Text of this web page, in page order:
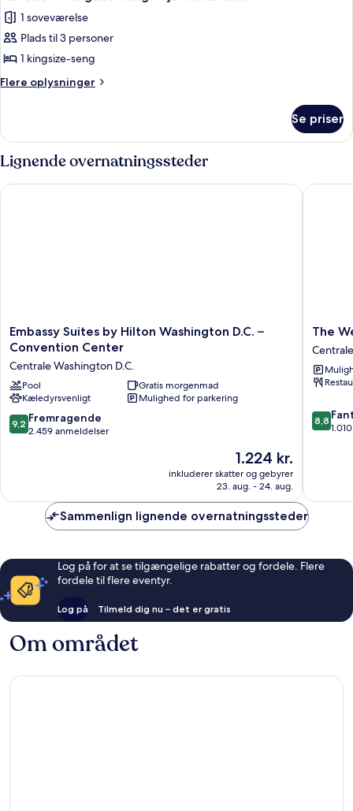
byudsigt
alle
billeder
af
Værelse
-
seng
hjørneværelse
1 soveværelse
Plads til 3 personer
1 kingsize-seng
Flere oplysninger
Flere
-
1
kingsize-
seng
-
Se priser
Lignende overnatningssteder
Embassy
Suites
Hilton
Washington
D.C.
–
Convention
Embassy Suites by Hilton Washington D.C. –
Convention Center
Centrale Washington D.C.
Pool
Gratis morgenmad
Kæledyrsvenligt
Mulighed for parkering
9.2
ud
anmeldelser
9,2 Fremragende
2.459 anmeldelser
Prisen
1.224 kr.
1.224 kr.
inkluderer skatter og gebyrer
23. aug. - 24. aug.
Embassy Suites by Hilton Washington D.C. – Convention
The
Westin
DC
Centrale
D.C.
The
8.8
ud
8,8
The
Sammenlign lignende overnatningssteder
Log på for at se tilgængelige rabatter og fordele. Flere
fordele til flere eventyr.
Log på Tilmeld dig nu – det er gratis
Om området